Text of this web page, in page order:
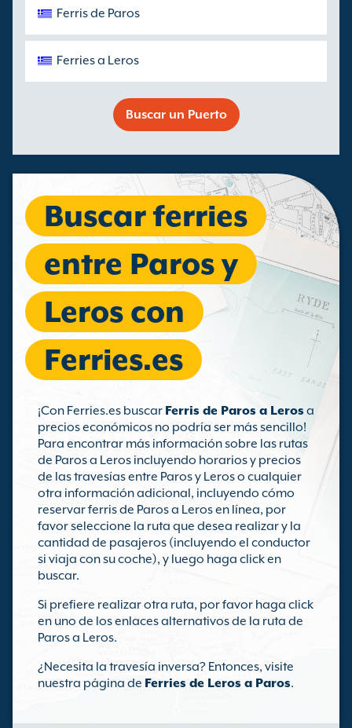
Ferris de Paros
Ferries a Leros
Buscar un Puerto
Buscar ferries
entre Paros y
Leros con
Ferries.es
¡Con Ferries.es buscar Ferris de Paros a Leros a
precios económicos no podría ser más sencillo!
Para encontrar más información sobre las rutas
de Paros a Leros incluyendo horarios y precios
de las travesías entre Paros y Leros o cualquier
otra información adicional, incluyendo cómo
reservar ferris de Paros a Leros en línea, por
favor seleccione la ruta que desea realizar y la
cantidad de pasajeros (incluyendo el conductor
si viaja con su coche), y luego haga click en
buscar.
Si prefiere realizar otra ruta, por favor haga click
en uno de los enlaces alternativos de la ruta de
Paros a Leros.
¿Necesita la travesía inversa? Entonces, visite
nuestra página de Ferries de Leros a Paros.